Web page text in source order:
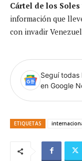
Cártel de los Soles
información que
con invadir
Seguí todas
en Google
ETIQUETAS